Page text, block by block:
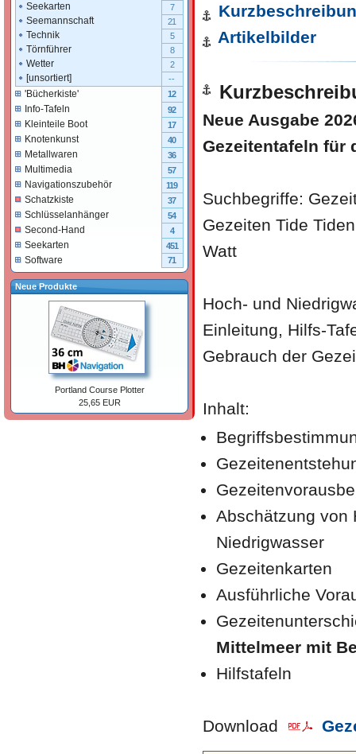
Artikelbilder
Neue Ausgabe
Gezeitentafeln für
Suchbegriffe:
Gezeiten Tide
Watt
Hoch- und
Einleitung, Hilfs-
Gebrauch der
Inhalt:
Abschätzung von
Niedrigwasser
Gezeitenkarten
Ausführliche
Mittelmeer mit
Hilfstafeln
Download
Seekarten 7
Seemannschaft 21
Technik 5
Törnführer 8
Wetter 2
[unsortiert] --
'Bücherkiste' 12
Info-Tafeln 92
Kleinteile Boot 17
Knotenkunst 40
Metallwaren 36
Multimedia 57
Navigationszubehör 119
Schatzkiste 37
Schlüsselanhänger 54
Second-Hand 4
Seekarten 451
Software 71
Neue Produkte
Portland Course Plotter
25,65 EUR